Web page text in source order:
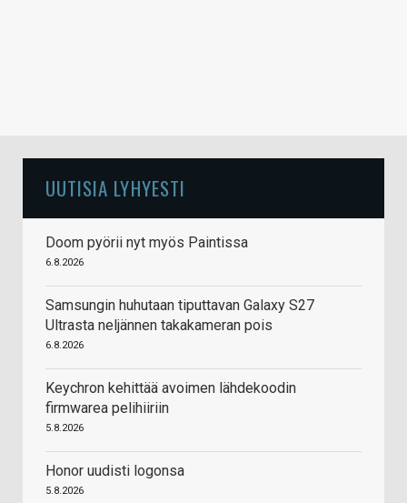
UUTISIA LYHYESTI
Doom pyörii nyt myös Paintissa
6.8.2026
Samsungin huhutaan tiputtavan Galaxy S27
Ultrasta neljännen takakameran pois
6.8.2026
Keychron kehittää avoimen lähdekoodin
firmwarea pelihiiriin
5.8.2026
Honor uudisti logonsa
5.8.2026